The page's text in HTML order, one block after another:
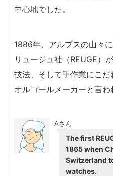
中心地でした。
1886年、アルプスの山々
リュージュ社（REUGE）
技法、そして手作業にこ
オルゴールメーカーと言わ
Aさん
The first
1865 when
Switzerland
watches.